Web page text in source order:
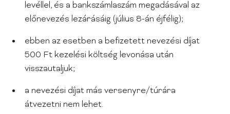
levéllel, és a bankszámlaszám megadásával az
előnevezés lezárásáig (július 8-án éjfélig);
ebben az esetben a befizetett nevezési díjat
500 Ft kezelési költség levonása után
visszautaljuk;
a nevezési díjat más versenyre/túrára
átvezetni nem lehet.